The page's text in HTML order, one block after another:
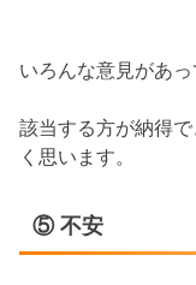
いろんな意見があっ
該当する方が納得
く思います。
⑤ 不安